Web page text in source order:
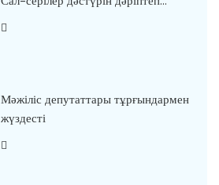
Мәжіліс депутаттары тұрғындармен
жүздесті